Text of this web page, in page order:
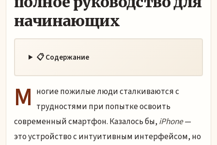
начинающих
📋 Содержание
М ногие пожилые люди сталкиваются с
трудностями при попытке освоить
современный смартфон. Казалось бы, iPhone—
это устройство с интуитивным интерфейсом, но